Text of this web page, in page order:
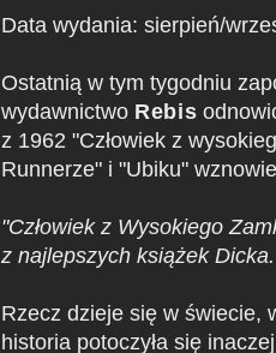
Data wydania: sierpień/
Ostatnią w tym tygodniu
wydawnictwo Rebis
z 1962 "Człowiek z
Runnerze" i "Ubiku"
"Człowiek z Wysokiego
z najlepszych książek Dicka.
Rzecz dzieje się w świecie,
historia potoczyła się